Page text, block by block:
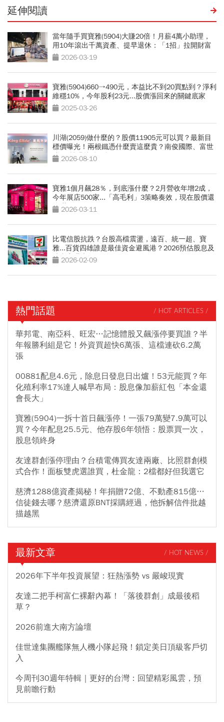
延伸閱讀
當年隨手買寶雅(5904)大賺20倍！月薪4萬小助理，
用10年滾出千萬資產、提早退休：「1招」拉開財富
差距2026-03-19
寶雅(5904)660→490元，本益比不到20買點到？淨利
維穩10%，今年股利23元...股價漲回來的關鍵底家
2025-03-26
川湖(2059)做什麼的？股價11905元可以買？最新目
標價曝光！兩根鐵憑什麼賣這麼貴？南俊國際、富世
達...3檔滑軌股解析
2026-08-10
寶雅1個月飆28％，到底漲什麼？2月營收年增2成，
今年展店500家...「高毛利」3策略奏效，現在股價還
夠甜？
2026-03-11
比電信股抗跌？台股高檔震盪，遠百、統一超、寶
雅...百貨四雄誰是最佳資金避風港？2026預估股息及
殖利率曝光
2026-02-09
熱門話題 / HOT ARTICLES /
華邦電、南亞科、旺宏…記憶體股又飆漲停要買誰？半
年報勝利組是它！外資買超快6萬張、這檔連砍6.2萬
張
00881配息4.6元，除息日發息日出爐！53元能買？年
化殖利率17%達人喊早布局：股息像加薪紅包「本金還
會長大」
寶雅(5904)一拆十首日飆漲停！一張79萬變7.9萬可以
買？今年配息25.5元、他存股6年領悟：股票買一次，
股息領終身
友達群創漲停理由？台積電傳買友達兩廠、比照群創模
式合作！面板雙虎選誰買，杜金龍：2檔都好但我選它
慈濟1288億資產揭秘！年捐贈72億、不動產815億…
信徒錢去哪？慈濟還原BNT採購經過，他拆解信件批越
描越黑
最新文章 / HOT NEWS /
2026年下半年投資展望：狂熱漲勢 vs 嚴峻現實
友達二把手柯富仁裸辭內幕！「落後群創」成最後稻
草？
2026前進大南方論壇
佳世達集團艦隊無人機小隊起飛！鎖定美日頂級客戶切
入
今周刊30週年特輯｜更好的台灣：回望精彩風雲，預
見前瞻行動